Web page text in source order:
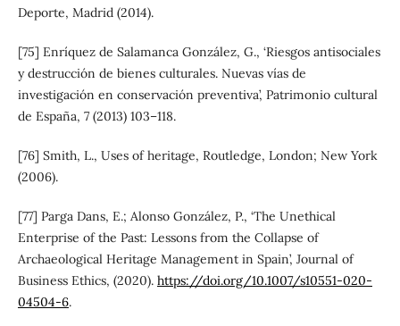
Deporte, Madrid (2014).
[75] Enríquez de Salamanca González, G., ‘Riesgos antisociales
y destrucción de bienes culturales. Nuevas vías de
investigación en conservación preventiva’, Patrimonio cultural
de España, 7 (2013) 103–118.
[76] Smith, L., Uses of heritage, Routledge, London; New York
(2006).
[77] Parga Dans, E.; Alonso González, P., ‘The Unethical
Enterprise of the Past: Lessons from the Collapse of
Archaeological Heritage Management in Spain’, Journal of
Business Ethics, (2020). https://doi.org/10.1007/s10551-020-
04504-6.